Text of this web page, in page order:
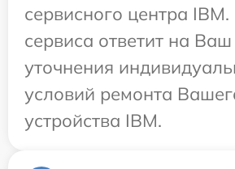
сервисного центра
сервиса ответит на
уточнения
условий ремонта
устройства IBM.